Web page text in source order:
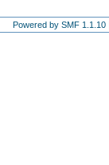
Powered by SMF 1.1.10